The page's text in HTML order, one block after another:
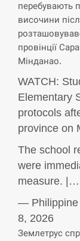
13:53
В
дронов
СЕРПЕНЬ
13:40
Біля
виявили
СЕРПЕНЬ
13:23
“Они
СЕРПЕНЬ
13:10
Тайвань
перебувають
височини
провінції
Мінданао.
WATCH:
Elementary
protocols
province on
The school
were
measure. |…
— Philippine
8, 2026
Землетрус